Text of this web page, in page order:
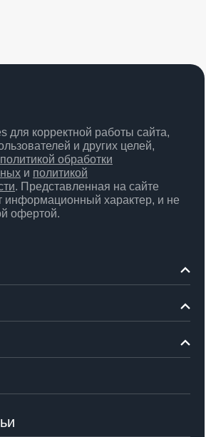
для корректной работы сайта,
и других целей,
политикой обработки
и политикой
. Представленная на сайте
информационный характер, и не
офертой.